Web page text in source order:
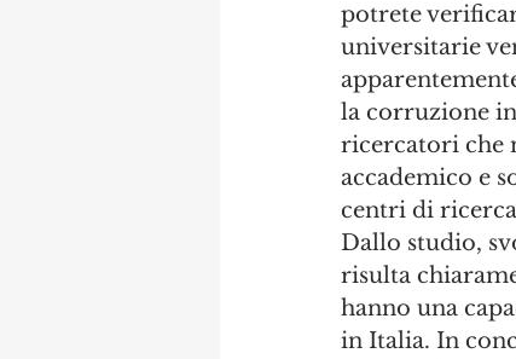
potrete
universitarie
la corruzione
ricercatori che
accademico e
centri di
Dallo studio,
risulta
hanno una
in Italia. In